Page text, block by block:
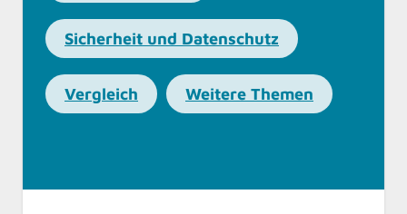
Sicherheit und Datenschutz
Vergleich Weitere Themen